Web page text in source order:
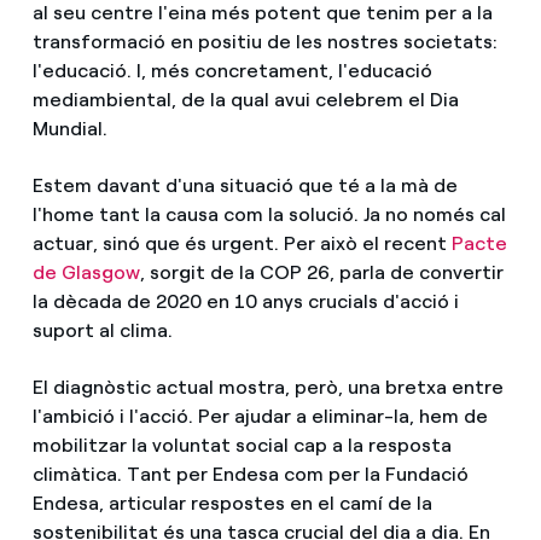
al seu centre l'eina més potent que tenim per a la
transformació en positiu de les nostres societats:
l'educació. I, més concretament, l'educació
mediambiental, de la qual avui celebrem el Dia
Mundial.
Estem davant d'una situació que té a la mà de
l'home tant la causa com la solució. Ja no només cal
actuar, sinó que és urgent. Per això el recent Pacte
de Glasgow, sorgit de la COP 26, parla de convertir
la dècada de 2020 en 10 anys crucials d'acció i
suport al clima.
El diagnòstic actual mostra, però, una bretxa entre
l'ambició i l'acció. Per ajudar a eliminar-la, hem de
mobilitzar la voluntat social cap a la resposta
climàtica. Tant per Endesa com per la Fundació
Endesa, articular respostes en el camí de la
sostenibilitat és una tasca crucial del dia a dia. En